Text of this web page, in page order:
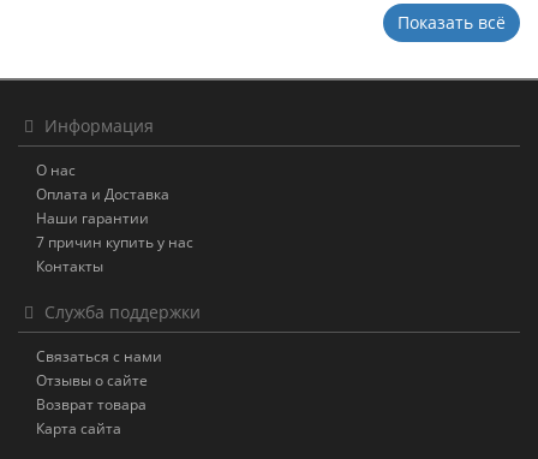
Показать всё
Информация
О нас
Оплата и Доставка
Наши гарантии
7 причин купить у нас
Контакты
Служба поддержки
Связаться с нами
Отзывы о сайте
Возврат товара
Карта сайта